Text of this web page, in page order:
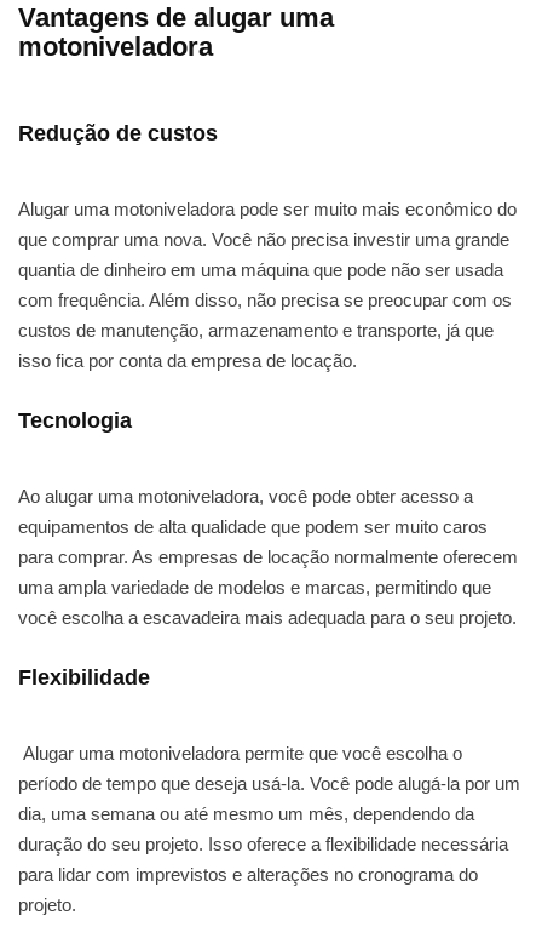
Vantagens de alugar uma
motoniveladora
Redução de custos
Alugar uma motoniveladora pode ser muito mais econômico do
que comprar uma nova. Você não precisa investir uma grande
quantia de dinheiro em uma máquina que pode não ser usada
com frequência. Além disso, não precisa se preocupar com os
custos de manutenção, armazenamento e transporte, já que
isso fica por conta da empresa de locação.
Tecnologia
Ao alugar uma motoniveladora, você pode obter acesso a
equipamentos de alta qualidade que podem ser muito caros
para comprar. As empresas de locação normalmente oferecem
uma ampla variedade de modelos e marcas, permitindo que
você escolha a escavadeira mais adequada para o seu projeto.
Flexibilidade
Alugar uma motoniveladora permite que você escolha o
período de tempo que deseja usá-la. Você pode alugá-la por um
dia, uma semana ou até mesmo um mês, dependendo da
duração do seu projeto. Isso oferece a flexibilidade necessária
para lidar com imprevistos e alterações no cronograma do
projeto.